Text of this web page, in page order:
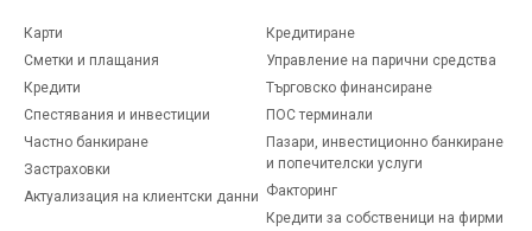
Карти
Сметки и плащания
Кредити
Спестявания и инвестиции
Частно банкиране
Застраховки
Актуализация на клиентски данни
Кредитиране
Управление на парични средства
Търговско финансиране
ПОС терминали
Пазари, инвестиционно банкиране
и попечителски услуги
Факторинг
Кредити за собственици на фирми